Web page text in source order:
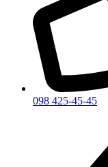
098 425-45-45